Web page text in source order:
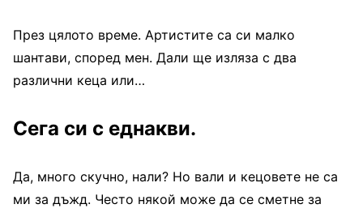
През цялото време. Артистите са си малко
шантави, според мен. Дали ще изляза с два
различни кеца или…
Сега си с еднакви.
Да, много скучно, нали? Но вали и кецовете не са
ми за дъжд. Често някой може да се сметне за